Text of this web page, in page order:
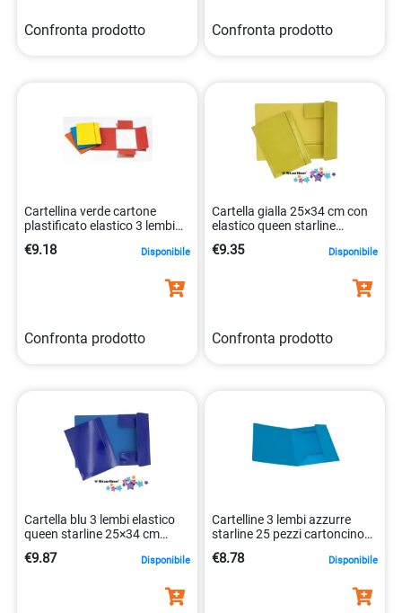
Confronta prodotto Confronta prodotto
Cartellina verde cartone
plastificato elastico 3 lembi
25x34cm 8001182008954
€9.18 Disponibile
Confronta prodotto
Cartella gialla 25×34 cm con
elastico queen starline
cartone 8025133106513
€9.35 Disponibile
Confronta prodotto
Cartella blu 3 lembi elastico
queen starline 25×34 cm
8025133106544
€9.87 Disponibile
Cartelline 3 lembi azzurre
starline 25 pezzi cartoncino
bristol 8025133123244
€8.78 Disponibile